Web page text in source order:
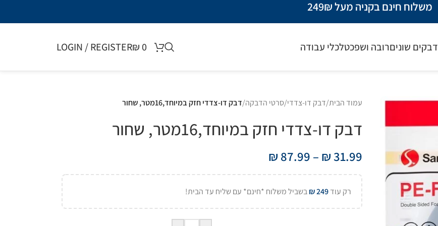
משלוח חינם בקניה מעל 249₪
דבקים שוניםרובה ושפכטלכלי עבודה ₪0
LOGIN / REGISTER
עמוד הבית/דבק דו-צדדי/סרטי הדבקה/דבק דו-צדדי חזק במיוחד,16מטר, שחור
דבק דו-צדדי חזק במיוחד,16מטר, שחור
₪ 31.99
–
₪ 87.99
רק עוד ₪249 בשביל משלוח *חינם* עם שליח עד הבית!